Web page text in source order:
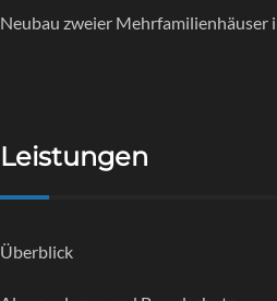
Neubau zweier Mehrfamilienhäuser
Leistungen
Überblick